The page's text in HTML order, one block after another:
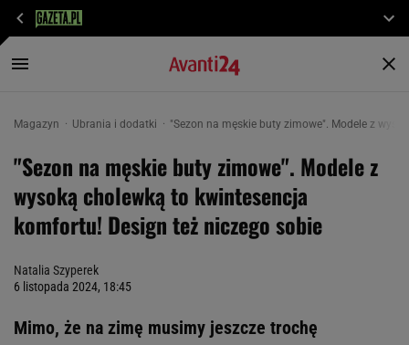
Magazyn Ubrania i dodatki "Sezon na męskie buty zimowe". Modele z
"Sezon na męskie buty zimowe". Modele z
wysoką cholewką to kwintesencja
komfortu! Design też niczego sobie
Natalia Szyperek
6 listopada 2024, 18:45
Mimo, że na zimę musimy jeszcze trochę